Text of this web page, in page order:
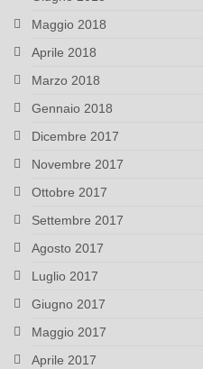
Maggio 2018
Aprile 2018
Marzo 2018
Gennaio 2018
Dicembre 2017
Novembre 2017
Ottobre 2017
Settembre 2017
Agosto 2017
Luglio 2017
Giugno 2017
Maggio 2017
Aprile 2017